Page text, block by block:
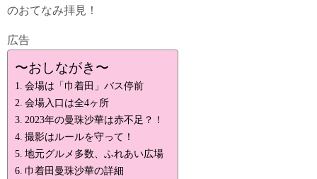
のおてなみ拝見！
広告
〜おしながき〜
会場は「巾着田」バス停前
会場入口は全4ヶ所
2023年の曼珠沙華は赤不足？！
撮影はルールを守って！
地元グルメ多数、ふれあい広場
巾着田曼珠沙華の詳細